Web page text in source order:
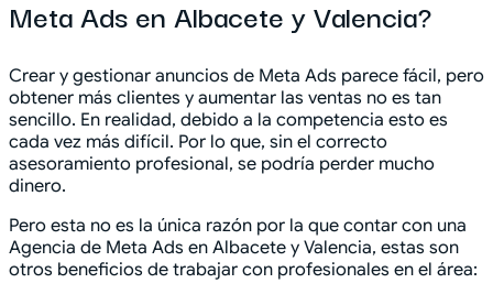
Meta Ads en Albacete y Valencia?
Crear y gestionar anuncios de Meta Ads parece fácil, pero
obtener más clientes y aumentar las ventas no es tan
sencillo. En realidad, debido a la competencia esto es
cada vez más difícil. Por lo que, sin el correcto
asesoramiento profesional, se podría perder mucho
dinero.
Pero esta no es la única razón por la que contar con una
Agencia de Meta Ads en Albacete y Valencia, estas son
otros beneficios de trabajar con profesionales en el área: